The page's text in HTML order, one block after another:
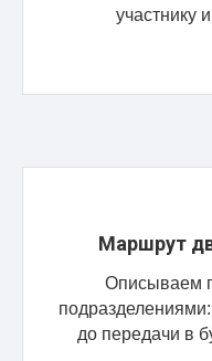
участнику
Маршрут
Описываем
до передачи в